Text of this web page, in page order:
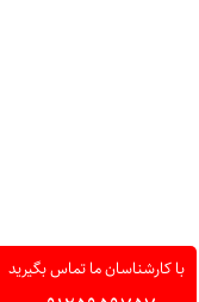
با کارشناسان ما تماس بگیرید